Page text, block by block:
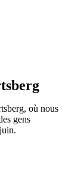
où nous
gens